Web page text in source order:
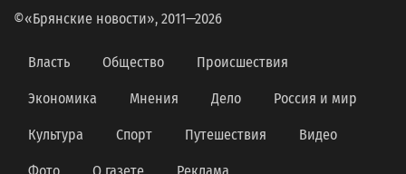
©«Брянские новости», 2011—2026
Власть Общество Происшествия
Экономика Мнения Дело Россия и мир
Культура Спорт Путешествия Видео